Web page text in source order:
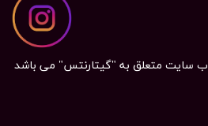
سایت متعلق به "گیتارنتس" می باشد